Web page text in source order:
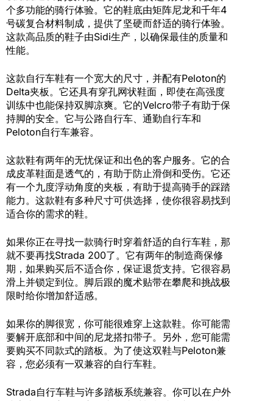
个多功能的骑行体验。它的鞋底由矩阵尼龙和千年4
号碳复合材料制成，提供了坚硬而舒适的骑行体验。
这款高品质的鞋子由Sidi生产，以确保最佳的质量和
性能。
这款自行车鞋有一个宽大的尺寸，并配有Peloton的
Delta夹板。它还具有穿孔网状鞋面，即使在高强度
训练中也能保持双脚凉爽。它的Velcro带子有助于保
持脚的安全。它与公路自行车、通勤自行车和
Peloton自行车兼容。
这款鞋有两年的无忧保证和出色的客户服务。它的合
成皮革鞋面是透气的，有助于防止滑倒和受伤。它还
有一个九度浮动角度的夹板，有助于提高骑手的踩踏
能力。这款鞋有多种尺寸可供选择，使你很容易找到
适合你的需求的鞋。
如果你正在寻找一款骑行时穿着舒适的自行车鞋，那
就不要再找Strada 200了。它有两年的制造商保修
期，如果购买后不适合你，保证退货支持。它很容易
滑上并锁定到位。脚后跟的魔术贴带在攀爬和挑战极
限时给你增加舒适感。
如果你的脚很宽，你可能很难穿上这款鞋。你可能需
要解开底部和中间的尼龙搭扣带子。另外，您可能需
要购买不同款式的踏板。为了使这双鞋与Peloton兼
容，您必须有一双兼容的自行车鞋。
Strada自行车鞋与许多踏板系统兼容。你可以在户外